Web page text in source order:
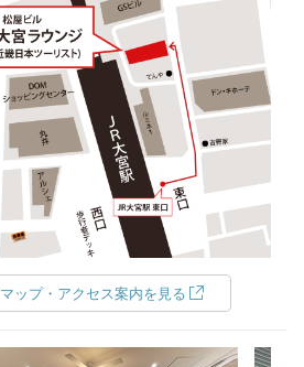
マップ・アクセス案内を見る